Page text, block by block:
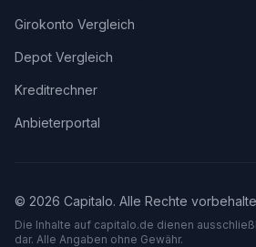
Girokonto Vergleich
Depot Vergleich
Kreditrechner
Anbieterportal
© 2026 Capitalo. Alle Rechte
Die Inhalte auf capitalo.de dienen
dar. Alle Angaben ohne Gewähr.